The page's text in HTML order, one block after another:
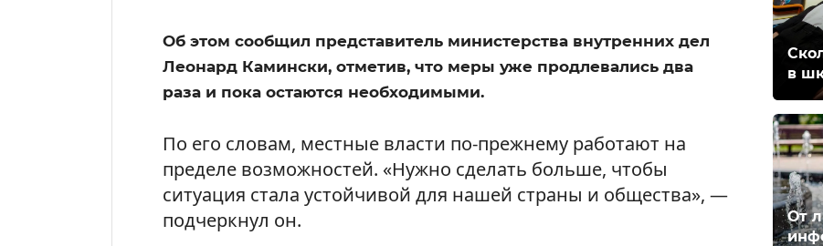
Об этом сообщил представитель министерства внутренних дел
Леонард Камински, отметив, что меры уже продлевались два
раза и пока остаются необходимыми.
По его словам, местные власти по-прежнему работают на
пределе возможностей. «Нужно сделать больше, чтобы
ситуация стала устойчивой для нашей страны и общества», —
подчеркнул он.
в
От